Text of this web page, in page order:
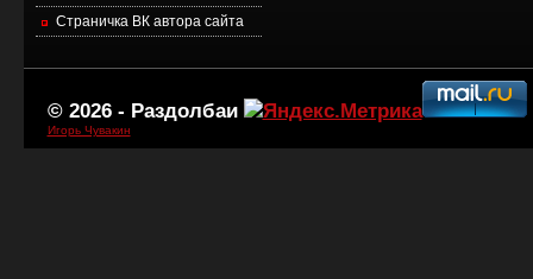
Страничка ВК автора сайта
© 2026 - Раздолбаи
Игорь Чувакин